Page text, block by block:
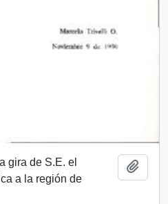
gira de S.E. el
a la región de